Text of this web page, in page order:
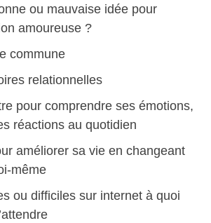
ou mauvaise idée pour
amoureuse ?
commune
relationnelles
pour comprendre ses émotions,
réactions au quotidien
améliorer sa vie en changeant
même
ou difficiles sur internet à quoi